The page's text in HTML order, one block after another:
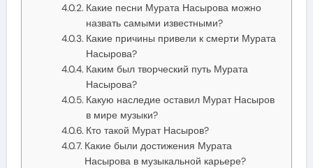
Какие песни Мурата Насырова можно
назвать самыми известными?
Какие причины привели к смерти Мурата
Насырова?
Каким был творческий путь Мурата
Насырова?
Какую наследие оставил Мурат Насыров
в мире музыки?
Кто такой Мурат Насыров?
Какие были достижения Мурата
Насырова в музыкальной карьере?